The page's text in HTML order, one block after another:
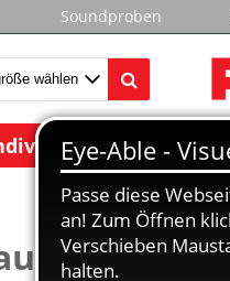
Soundproben
Modelle